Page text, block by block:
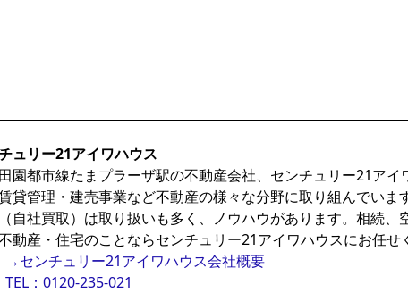
ュリー21アイワハウス
園都市線たまプラーザ駅の不動産会社、センチュリー21ア
貸管理・建売事業など不動産の様々な分野に取り組んでいま
自社買取）は取り扱いも多く、ノウハウがあります。相続、
動産・住宅のことならセンチュリー21アイワハウスにお任せ
→センチュリー21アイワハウス会社概要
TEL：0120-235-021